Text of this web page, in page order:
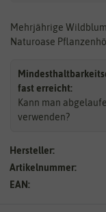
Mehrjährige
Naturoase
fast erreicht:
Kann man
verwenden?
Hersteller:
Artikelnummer:
EAN: